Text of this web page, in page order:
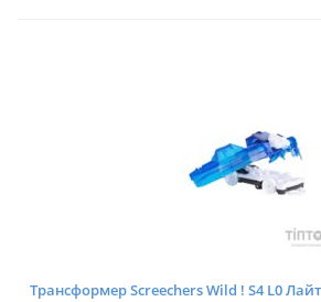
Трансформер Screechers Wild ! S4 L0